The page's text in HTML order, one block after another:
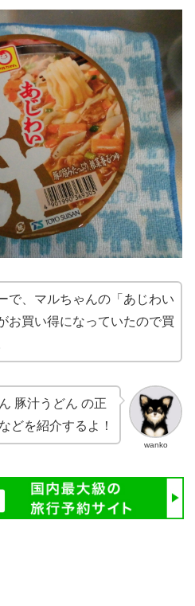
で、マルちゃんの「あじわい
お買い得になっていたので買
wanko
豚汁うどん の正
どを紹介するよ！